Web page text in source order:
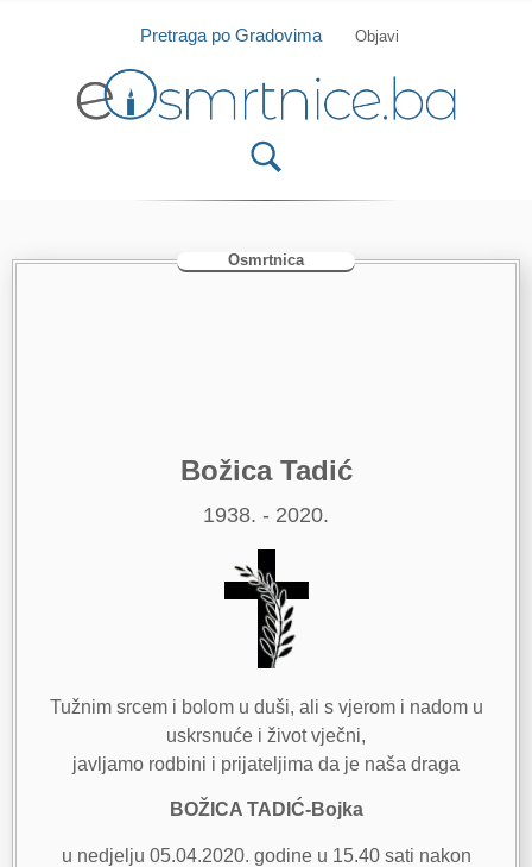
Isprobajte našu Android i IOS aplikaciju
Pretraga po Gradovima Objavi
Osmrtnica
Božica Tadić
1938. - 2020.
Tužnim srcem i bolom u duši, ali s vjerom i nadom u
uskrsnuće i život vječni,
javljamo rodbini i prijateljima da je naša draga
BOŽICA TADIĆ-Bojka
u nedjelju 05.04.2020. godine u 15.40 sati nakon